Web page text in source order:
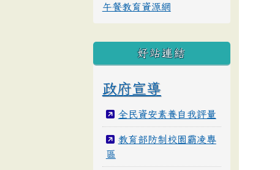
午餐教育資源網
好站連結
政府宣導
全民資安素養自我評量
教育部防制校園霸凌專
區